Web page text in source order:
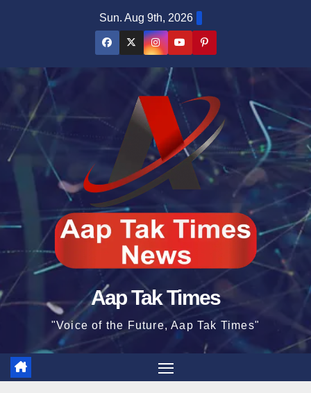
Sun. Aug 9th, 2026
Aap Tak Times
"Voice of the Future, Aap Tak Times"